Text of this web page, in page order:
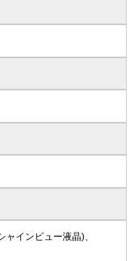
インビュー液晶)、